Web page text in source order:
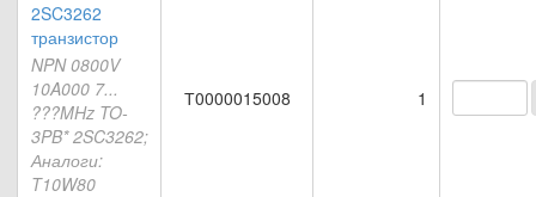
2SC3262
транзистор
NPN 0800V
10A000 7...
???MHz TO-
3PB* 2SC3262;
Аналоги:
T10W80
Т0000015008 1